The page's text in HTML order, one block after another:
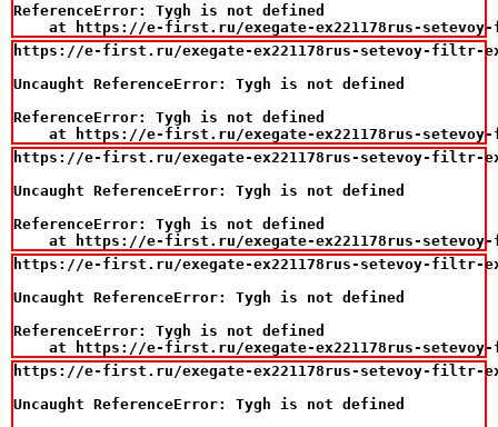
ReferenceError: Tygh is not defined
at https://e-first.ru/exegate-ex221178rus-
https://e-first.ru/exegate-ex221178rus-setevoy-filtr-
Uncaught ReferenceError: Tygh is not defined
ReferenceError: Tygh is not defined
at https://e-first.ru/exegate-ex221178rus-
https://e-first.ru/exegate-ex221178rus-setevoy-filtr-
Uncaught ReferenceError: Tygh is not defined
ReferenceError: Tygh is not defined
at https://e-first.ru/exegate-ex221178rus-
https://e-first.ru/exegate-ex221178rus-setevoy-filtr-
Uncaught ReferenceError: Tygh is not defined
ReferenceError: Tygh is not defined
at https://e-first.ru/exegate-ex221178rus-
https://e-first.ru/exegate-ex221178rus-setevoy-filtr-
Uncaught ReferenceError: Tygh is not defined